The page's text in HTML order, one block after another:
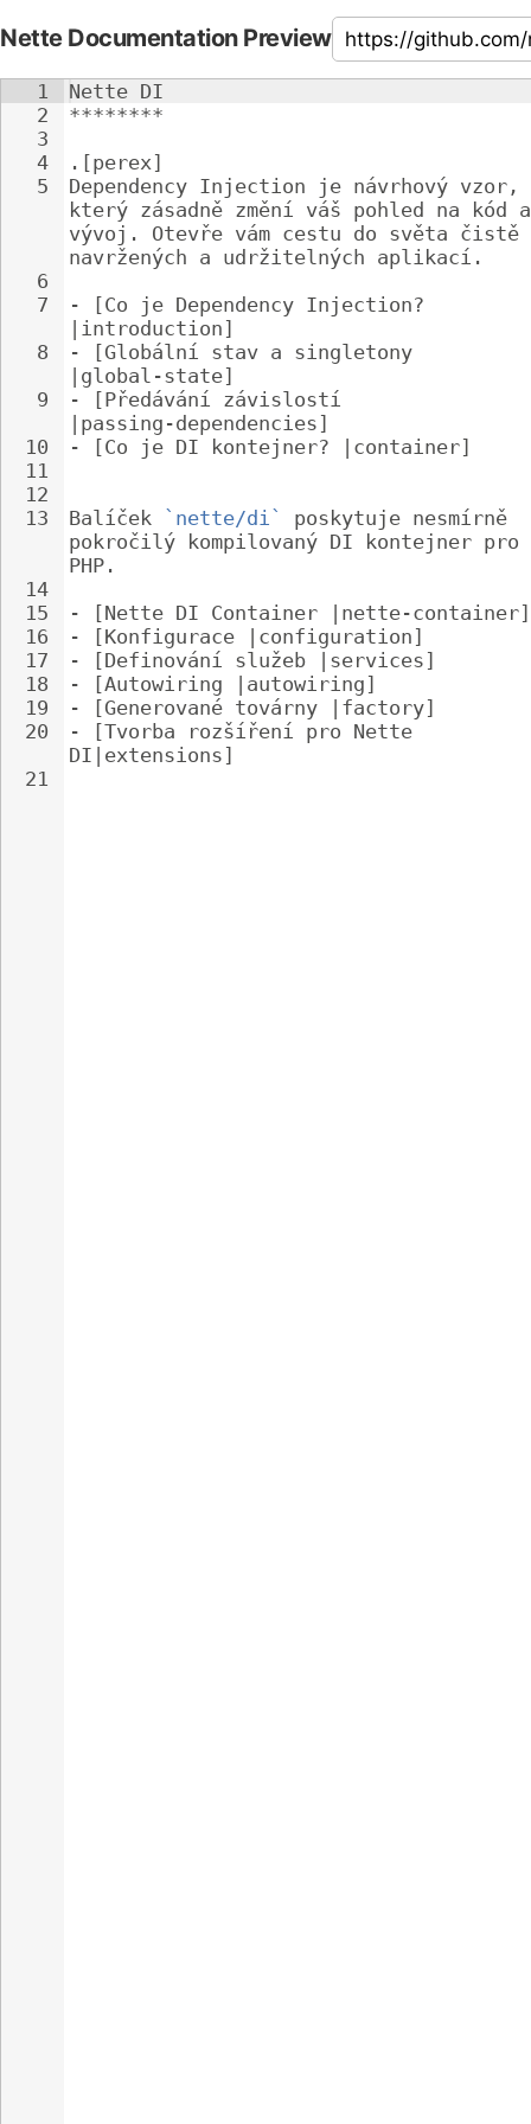
Nette Documentation Preview
1
2
3
4
5
6
7
8
9
10
11
12
13
14
15
16
17
18
19
20
21
Nette DI
********
.[perex]
Dependency Injection je návrhový vzor,
který zásadně změní váš pohled na kód
vývoj. Otevře vám cestu do světa čistě
navržených a udržitelných aplikací.
-
[Co je Dependency Injection?
|introduction]
-
[Globální stav a singletony
|global-state]
-
[Předávání závislostí
|passing-dependencies]
-
[Co je DI kontejner? |container]
Balíček `nette/di`
poskytuje nesmírně
pokročilý kompilovaný DI kontejner pro
PHP.
-
[Nette DI Container |nette-container]
-
[Konfigurace |configuration]
-
[Definování služeb |services]
-
[Autowiring |autowiring]
-
[Generované továrny |factory]
-
[Tvorba rozšíření pro Nette
DI|extensions]